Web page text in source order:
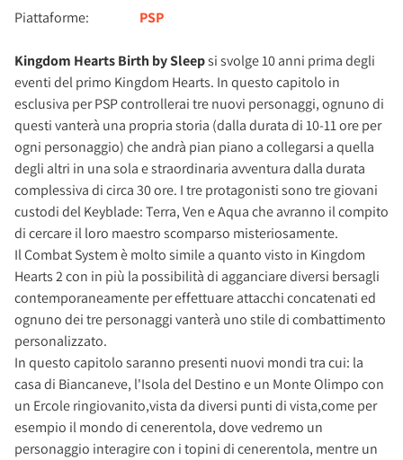
Piattaforme: PSP
Kingdom Hearts Birth by Sleepsi svolge 10 anni prima degli
eventi del primo Kingdom Hearts. In questo capitolo in
esclusiva per PSP controllerai tre nuovi personaggi, ognuno di
questi vanterà una propria storia (dalla durata di 10-11 ore per
ogni personaggio) che andrà pian piano a collegarsi a quella
degli altri in una sola e straordinaria avventura dalla durata
complessiva di circa 30 ore. I tre protagonisti sono tre giovani
custodi del Keyblade: Terra, Ven e Aqua che avranno il compito
di cercare il loro maestro scomparso misteriosamente.
Il Combat System è molto simile a quanto visto in Kingdom
Hearts 2 con in più la possibilità di agganciare diversi bersagli
contemporaneamente per effettuare attacchi concatenati ed
ognuno dei tre personaggi vanterà uno stile di combattimento
personalizzato.
In questo capitolo saranno presenti nuovi mondi tra cui: la
casa di Biancaneve, l'Isola del Destino e un Monte Olimpo con
un Ercole ringiovanito,vista da diversi punti di vista,come per
esempio il mondo di cenerentola, dove vedremo un
personaggio interagire con i topini di cenerentola, mentre un